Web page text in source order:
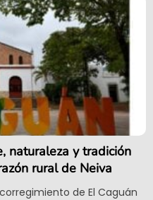
naturaleza y tradición
rural de Neiva
de El Caguán